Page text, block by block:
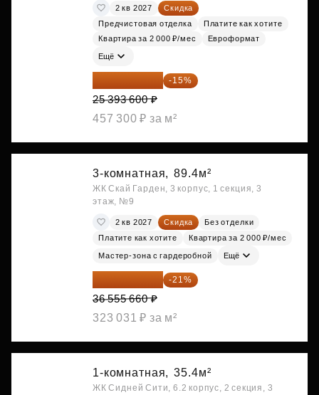
2 кв 2027
Скидка
Предчистовая отделка
Платите как хотите
Квартира за 2 000 ₽/мес
Евроформат
Ещё
21 584 560 ₽ -15%
25 393 600 ₽
457 300 ₽ за м²
3-комнатная, 89.4м²
ЖК Скай Гарден, 3 корпус, 1 секция, 3
этаж, №9
2 кв 2027 Скидка
Без отделки
Платите как хотите
Квартира за 2 000 ₽/мес
Мастер-зона с гардеробной Ещё
28 878 971 ₽ -21%
36 555 660 ₽
323 031 ₽ за м²
1-комнатная, 35.4м²
ЖК Сидней Сити, 6.2 корпус, 2 секция, 3